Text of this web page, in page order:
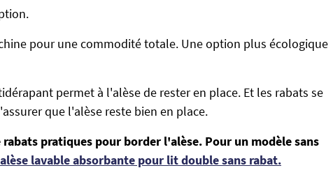
pour une commodité totale. Une option plus écologique
permet à l'alèse de rester en place. Et les rabats se
que l'alèse reste bien en place.
rabats pratiques pour border l'alèse. Pour un modèle sans
alèse lavable absorbante pour lit double sans rabat.